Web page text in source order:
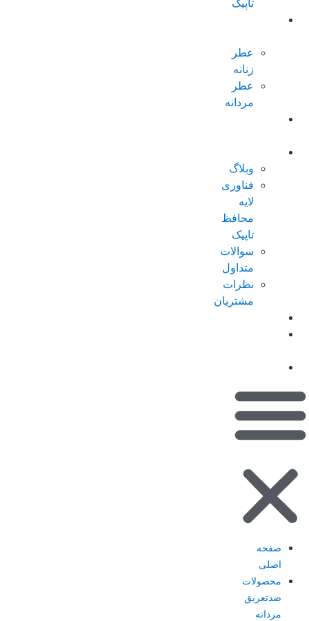
تاپیک
عطر
زنانه
عطر
مردانه
وبلاگ
فناوری
لایه
محافظ
تاپیک
سوالات
متداول
نظرات
مشتریان
صفحه
اصلی
محصولات
ضدتعریق
مردانه